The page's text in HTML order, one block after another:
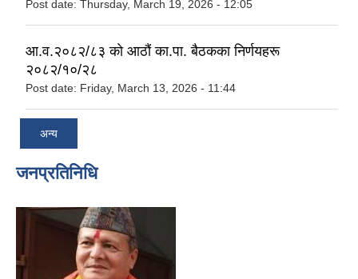
Post date: Thursday, March 19, 2026 - 12:05
आ.व.२०८२/८३ काे आठौं का.पा. बैठकका निर्णयहरू
२०८२/१०/२८
Post date: Friday, March 13, 2026 - 11:44
अन्य
जनप्रतिनिधि